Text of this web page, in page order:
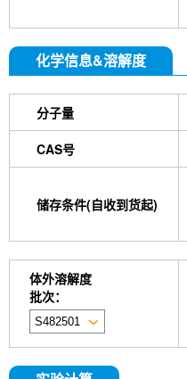
化学信息&溶解度
分子量
CAS号
储存条件(自收到货起)
体外溶解度
批次：